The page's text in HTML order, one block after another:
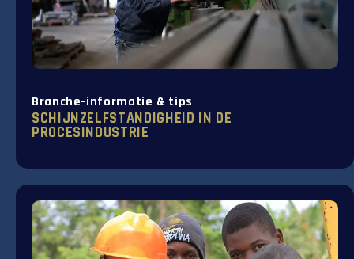
SCHIJNZELFSTANDIGHEID IN DE
PROCESINDUSTRIE
Branche-informatie & tips